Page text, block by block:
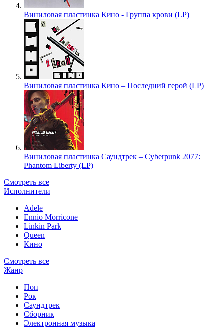
Виниловая пластинка Кино - Группа крови (LP)
Виниловая пластинка Кино – Последний герой (LP)
Виниловая пластинка Саундтрек – Cyberpunk 2077:
Phantom Liberty (LP)
Смотреть все
Исполнители
Adele
Ennio Morricone
Linkin Park
Queen
Кино
Смотреть все
Жанр
Поп
Рок
Саундтрек
Сборник
Электронная музыка